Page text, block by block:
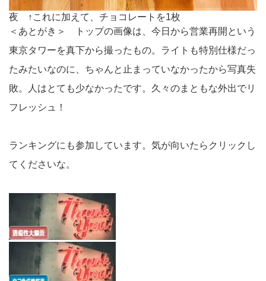
夜 ↑これに加えて、チョコレートを1枚
＜あとがき＞ トップの画像は、今日から営業再開という
東京タワーを真下から撮ったもの。ライトも特別仕様だっ
たみたいなのに、ちゃんと止まっていなかったから写真失
敗。人はとても少なかったです。久々のまともな外出でリ
フレッシュ！
ランキングにも参加しています。気が向いたらクリックし
てくださいな。